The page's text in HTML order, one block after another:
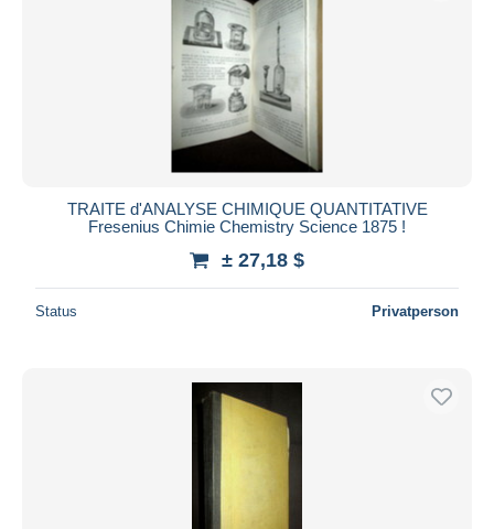
TRAITE d'ANALYSE CHIMIQUE QUANTITATIVE
Fresenius Chimie Chemistry Science 1875 !
± 27,18 $
Status Privatperson